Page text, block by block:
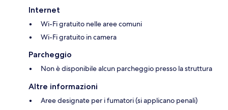
Internet
Wi-Fi gratuito nelle aree comuni
Wi-Fi gratuito in camera
Parcheggio
Non è disponibile alcun parcheggio presso la struttura
Altre informazioni
Aree designate per i fumatori (si applicano penali)